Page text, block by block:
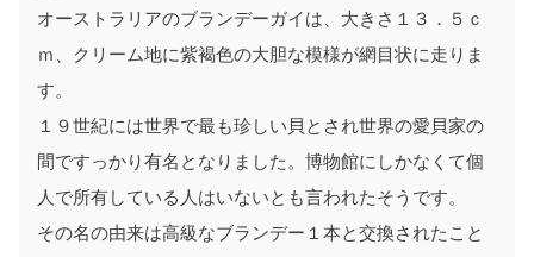
オーストラリアのブランデーガイは、大きさ１３．５ｃ
ｍ、クリーム地に紫褐色の大胆な模様が網目状に走りま
す。
１９世紀には世界で最も珍しい貝とされ世界の愛貝家の
間ですっかり有名となりました。博物館にしかなくて個
人で所有している人はいないとも言われたそうです。
その名の由来は高級なブランデー１本と交換されたこと